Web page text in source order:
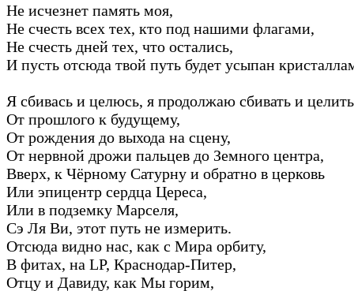
Не исчезнет память моя,
Не счесть всех тех, кто под нашими флагами,
Не счесть дней тех, что остались,
И пусть отсюда твой путь будет усыпан
Я сбивась и целюсь, я продолжаю сбивать и
От прошлого к будущему,
От рождения до выхода на сцену,
От нервной дрожи пальцев до Земного центра,
Вверх, к Чёрному Сатурну и обратно в церковь
Или эпицентр сердца Цереса,
Или в подземку Марселя,
Сэ Ля Ви, этот путь не измерить.
Отсюда видно нас, как с Мира орбиту,
В фитах, на LP, Краснодар-Питер,
Отцу и Давиду, как Мы горим,